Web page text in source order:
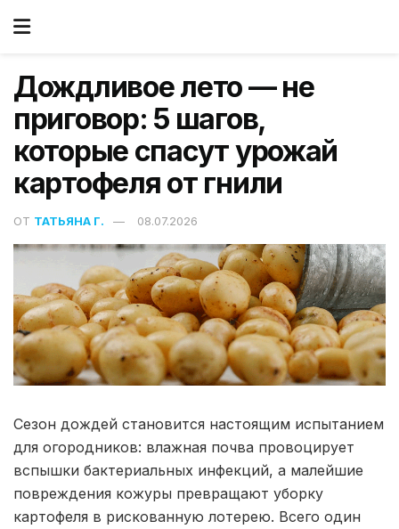
Дождливое лето — не
приговор: 5 шагов,
которые спасут урожай
картофеля от гнили
ОТ ТАТЬЯНА Г. 08.07.2026
Сезон дождей становится настоящим испытанием
для огородников: влажная почва провоцирует
вспышки бактериальных инфекций, а малейшие
повреждения кожуры превращают уборку
картофеля в рискованную лотерею. Всего один